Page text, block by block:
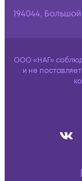
194044,
ООО «НАГ»
и не